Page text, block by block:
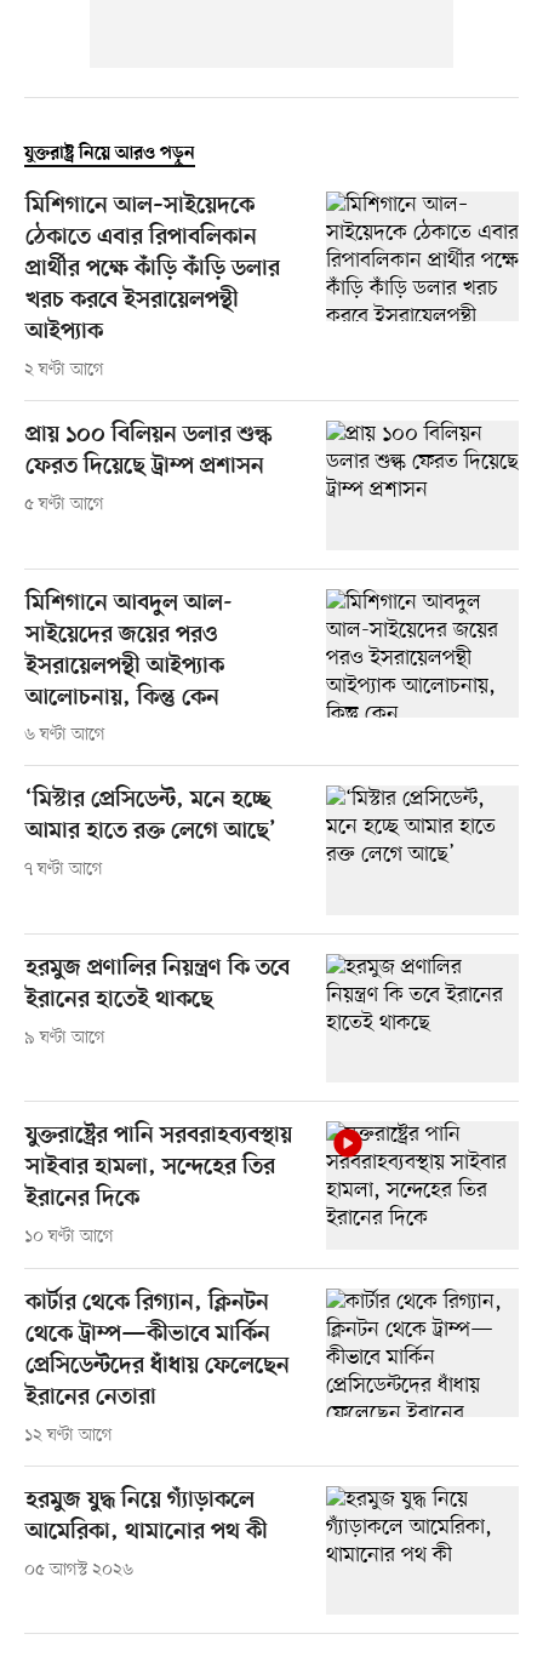
যুক্তরাষ্ট্র নিয়ে আরও পড়ুন
মিশিগানে আল–সাইয়েদকে
ঠেকাতে এবার রিপাবলিকান
প্রার্থীর পক্ষে কাঁড়ি কাঁড়ি ডলার
খরচ করবে ইসরায়েলপন্থী
আইপ্যাক
২ ঘণ্টা আগে
প্রায় ১০০ বিলিয়ন ডলার শুল্ক
ফেরত দিয়েছে ট্রাম্প প্রশাসন
৫ ঘণ্টা আগে
মিশিগানে আবদুল আল-
সাইয়েদের জয়ের পরও
ইসরায়েলপন্থী আইপ্যাক
আলোচনায়, কিন্তু কেন
৬ ঘণ্টা আগে
‘মিস্টার প্রেসিডেন্ট, মনে হচ্ছে
আমার হাতে রক্ত লেগে আছে’
৭ ঘণ্টা আগে
হরমুজ প্রণালির নিয়ন্ত্রণ কি তবে
ইরানের হাতেই থাকছে
৯ ঘণ্টা আগে
যুক্তরাষ্ট্রের পানি সরবরাহব্যবস্থায়
সাইবার হামলা, সন্দেহের তির
ইরানের দিকে
১০ ঘণ্টা আগে
কার্টার থেকে রিগ্যান, ক্লিনটন
থেকে ট্রাম্প—কীভাবে মার্কিন
প্রেসিডেন্টদের ধাঁধায় ফেলেছেন
ইরানের নেতারা
১২ ঘণ্টা আগে
হরমুজ যুদ্ধ নিয়ে গ্যাঁড়াকলে
আমেরিকা, থামানোর পথ কী
০৫ আগস্ট ২০২৬